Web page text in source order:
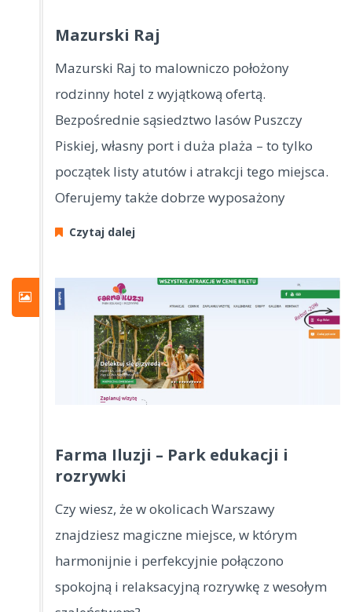
Mazurski Raj
Mazurski Raj to malowniczo położony
rodzinny hotel z wyjątkową ofertą.
Bezpośrednie sąsiedztwo lasów Puszczy
Piskiej, własny port i duża plaża – to tylko
początek listy atutów i atrakcji tego miejsca.
Oferujemy także dobrze wyposażony
Czytaj dalej
Farma Iluzji – Park edukacji i
rozrywki
Czy wiesz, że w okolicach Warszawy
znajdziesz magiczne miejsce, w którym
harmonijnie i perfekcyjnie połączono
spokojną i relaksacyjną rozrywkę z wesołym